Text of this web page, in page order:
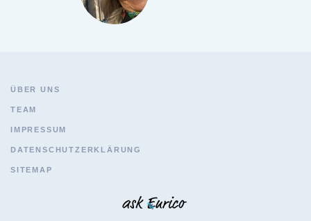
ÜBER UNS
TEAM
IMPRESSUM
DATENSCHUTZERKLÄRUNG
SITEMAP